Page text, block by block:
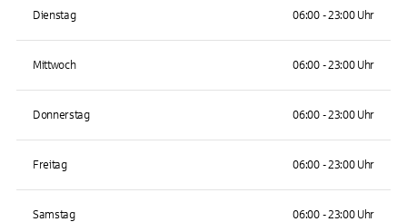
Dienstag 06:00 - 23:00 Uhr
Mittwoch 06:00 - 23:00 Uhr
Donnerstag 06:00 - 23:00 Uhr
Freitag 06:00 - 23:00 Uhr
Samstag 06:00 - 23:00 Uhr